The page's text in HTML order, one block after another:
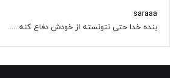
saraaa
بنده خدا حتی نتونسته از خودش دفاع کنه......